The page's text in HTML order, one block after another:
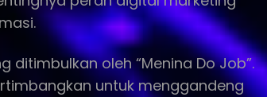
oleh “Menina Do Job”.
untuk menggandeng